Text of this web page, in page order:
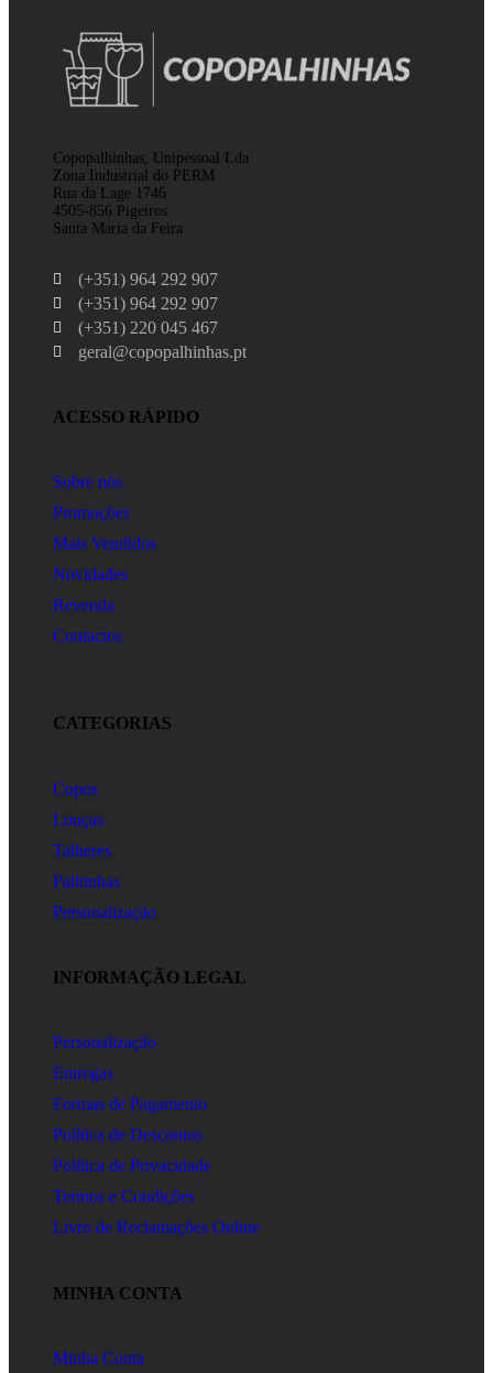
Copopalhinhas, Unipessoal Lda
Zona Industrial do PERM
Rua da Lage 1746
4505-856 Pigeiros
Santa Maria da Feira
(+351) 964 292 907
(+351) 964 292 907
(+351) 220 045 467
geral@copopalhinhas.pt
ACESSO RÁPIDO
Sobre nós
Promoções
Mais Vendidos
Novidades
Revenda
Contactos
CATEGORIAS
Copos
Louças
Talheres
Palhinhas
Personalização
INFORMAÇÃO LEGAL
Personalização
Entregas
Formas de Pagamento
Política de Descontos
Política de Privacidade
Termos e Condições
Livro de Reclamações Online
MINHA CONTA
Minha Conta